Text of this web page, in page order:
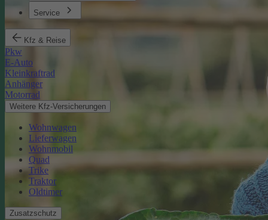
Service
Kfz & Reise
Pkw
E-Auto
Kleinkraftrad
Anhänger
Motorrad
Weitere Kfz-Versicherungen
Wohnwagen
Lieferwagen
Wohnmobil
Quad
Trike
Traktor
Oldtimer
Zusatzschutz